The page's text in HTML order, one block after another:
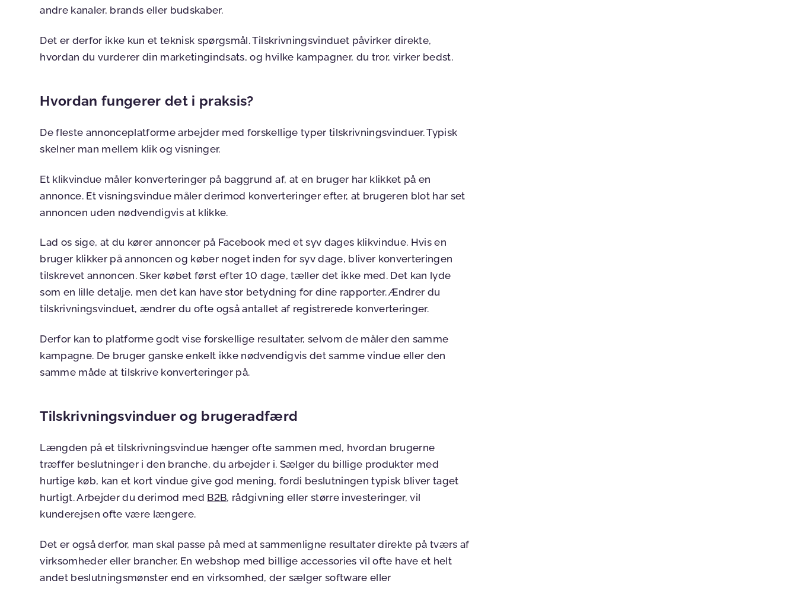
andre kanaler, brands eller budskaber.
Det er derfor ikke kun et teknisk spørgsmål. Tilskrivningsvinduet påvirker direkte,
hvordan du vurderer din marketingindsats, og hvilke kampagner, du tror, virker bedst.
Hvordan fungerer det i praksis?
De fleste annonceplatforme arbejder med forskellige typer tilskrivningsvinduer. Typisk
skelner man mellem klik og visninger.
Et klikvindue måler konverteringer på baggrund af, at en bruger har klikket på en
annonce. Et visningsvindue måler derimod konverteringer efter, at brugeren blot har set
annoncen uden nødvendigvis at klikke.
Lad os sige, at du kører annoncer på Facebook med et syv dages klikvindue. Hvis en
bruger klikker på annoncen og køber noget inden for syv dage, bliver konverteringen
tilskrevet annoncen. Sker købet først efter 10 dage, tæller det ikke med. Det kan lyde
som en lille detalje, men det kan have stor betydning for dine rapporter. Ændrer du
tilskrivningsvinduet, ændrer du ofte også antallet af registrerede konverteringer.
Derfor kan to platforme godt vise forskellige resultater, selvom de måler den samme
kampagne. De bruger ganske enkelt ikke nødvendigvis det samme vindue eller den
samme måde at tilskrive konverteringer på.
Tilskrivningsvinduer og brugeradfærd
Længden på et tilskrivningsvindue hænger ofte sammen med, hvordan brugerne
træffer beslutninger i den branche, du arbejder i. Sælger du billige produkter med
hurtige køb, kan et kort vindue give god mening, fordi beslutningen typisk bliver taget
hurtigt. Arbejder du derimod med B2B, rådgivning eller større investeringer, vil
kunderejsen ofte være længere.
Det er også derfor, man skal passe på med at sammenligne resultater direkte på tværs af
virksomheder eller brancher. En webshop med billige accessories vil ofte have et helt
andet beslutningsmønster end en virksomhed, der sælger software eller